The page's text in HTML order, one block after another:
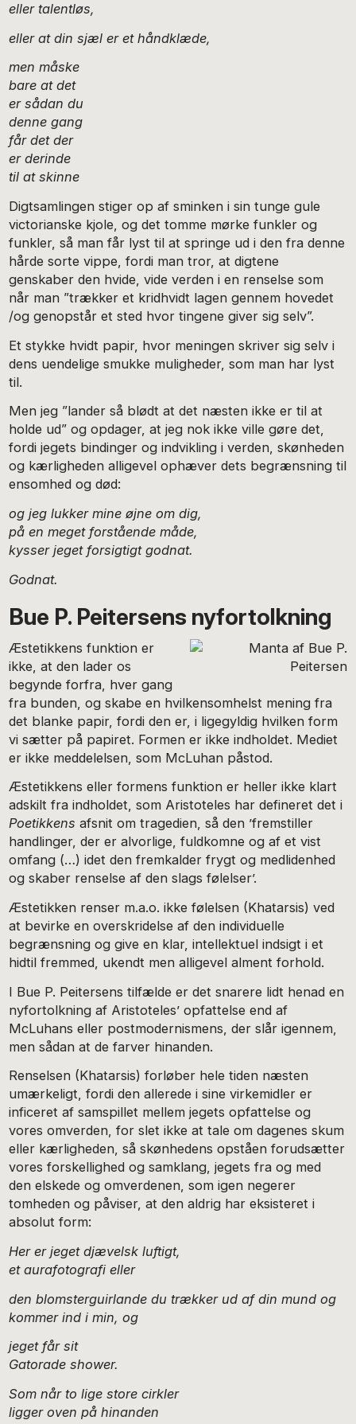
eller talentløs,
eller at din sjæl er et håndklæde,
men måske
bare at det
er sådan du
denne gang
får det der
er derinde
til at skinne
Digtsamlingen stiger op af sminken i sin tunge gule
victorianske kjole, og det tomme mørke funkler og
funkler, så man får lyst til at springe ud i den fra denne
hårde sorte vippe, fordi man tror, at digtene
genskaber den hvide, vide verden i en renselse som
når man ”trækker et kridhvidt lagen gennem hovedet
/og genopstår et sted hvor tingene giver sig selv”.
Et stykke hvidt papir, hvor meningen skriver sig selv i
dens uendelige smukke muligheder, som man har lyst
til.
Men jeg ”lander så blødt at det næsten ikke er til at
holde ud” og opdager, at jeg nok ikke ville gøre det,
fordi jegets bindinger og indvikling i verden, skønheden
og kærligheden alligevel ophæver dets begrænsning til
ensomhed og død:
og jeg lukker mine øjne om dig,
på en meget forstående måde,
kysser jeget forsigtigt godnat.
Godnat.
Bue P. Peitersens nyfortolkning
Æstetikkens funktion er
ikke, at den lader os
begynde forfra, hver gang
fra bunden, og skabe en hvilkensomhelst mening fra
det blanke papir, fordi den er, i ligegyldig hvilken form
vi sætter på papiret. Formen er ikke indholdet. Mediet
er ikke meddelelsen, som McLuhan påstod.
Æstetikkens eller formens funktion er heller ikke klart
adskilt fra indholdet, som Aristoteles har defineret det i
Poetikkens afsnit om tragedien, så den ’fremstiller
handlinger, der er alvorlige, fuldkomne og af et vist
omfang (…) idet den fremkalder frygt og medlidenhed
og skaber renselse af den slags følelser’.
Æstetikken renser m.a.o. ikke følelsen (Khatarsis) ved
at bevirke en overskridelse af den individuelle
begrænsning og give en klar, intellektuel indsigt i et
hidtil fremmed, ukendt men alligevel alment forhold.
I Bue P. Peitersens tilfælde er det snarere lidt henad en
nyfortolkning af Aristoteles’ opfattelse end af
McLuhans eller postmodernismens, der slår igennem,
men sådan at de farver hinanden.
Renselsen (Khatarsis) forløber hele tiden næsten
umærkeligt, fordi den allerede i sine virkemidler er
inficeret af samspillet mellem jegets opfattelse og
vores omverden, for slet ikke at tale om dagenes skum
eller kærligheden, så skønhedens opståen forudsætter
vores forskellighed og samklang, jegets fra og med
den elskede og omverdenen, som igen negerer
tomheden og påviser, at den aldrig har eksisteret i
absolut form:
Her er jeget djævelsk luftigt,
et aurafotografi eller
den blomsterguirlande du trækker ud af din mund og
kommer ind i min, og
jeget får sit
Gatorade shower.
Som når to lige store cirkler
ligger oven på hinanden